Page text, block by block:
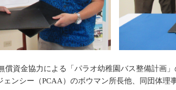
資金協力による「パラオ幼稚園バス整備計画
ンシー（PCAA）のボウマン所長他、同団体理